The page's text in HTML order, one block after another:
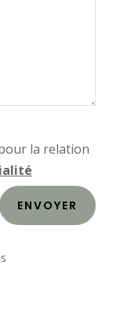
la relation
ENVOYER